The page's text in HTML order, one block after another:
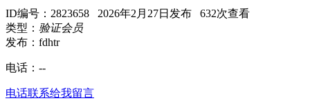
ID编号：2823658 2026年2月27日发布 632次查看
类型： 验证会员
发布：fdhtr
电话： --
电话联系给我留言